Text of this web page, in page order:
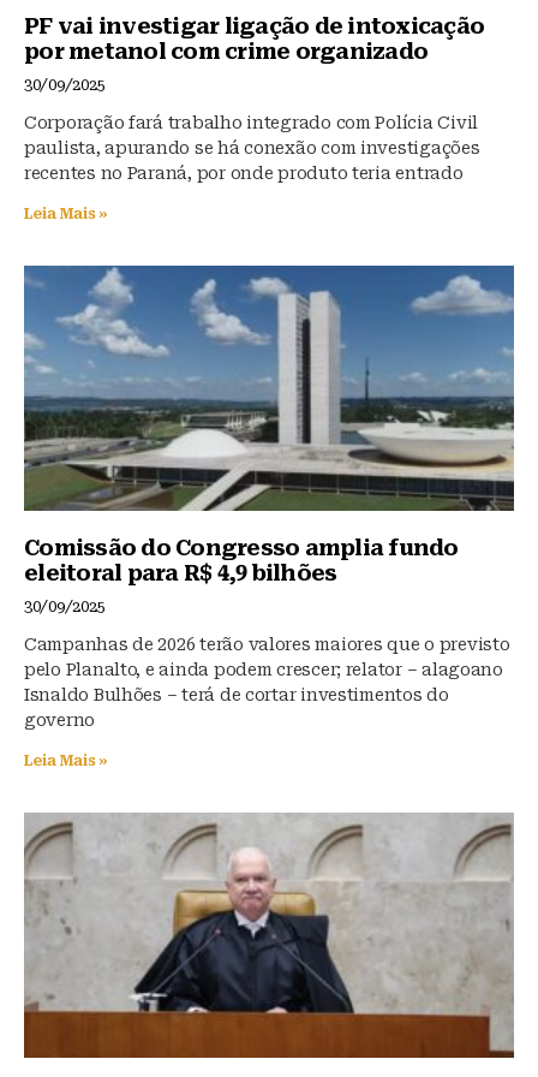
PF vai investigar ligação de intoxicação
por metanol com crime organizado
30/09/2025
Corporação fará trabalho integrado com Polícia Civil
paulista, apurando se há conexão com investigações
recentes no Paraná, por onde produto teria entrado
Leia Mais »
Comissão do Congresso amplia fundo
eleitoral para R$ 4,9 bilhões
30/09/2025
Campanhas de 2026 terão valores maiores que o previsto
pelo Planalto, e ainda podem crescer; relator – alagoano
Isnaldo Bulhões – terá de cortar investimentos do
governo
Leia Mais »